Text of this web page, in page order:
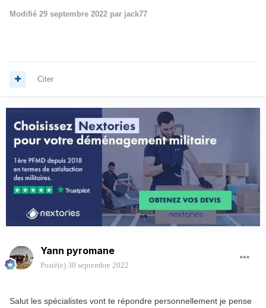
Modifié 29 septembre 2022 par jack77
Citer
Yann pyromane
Posté(e) 30 septembre 2022
Salut les spécialistes vont te répondre personnellement je pense